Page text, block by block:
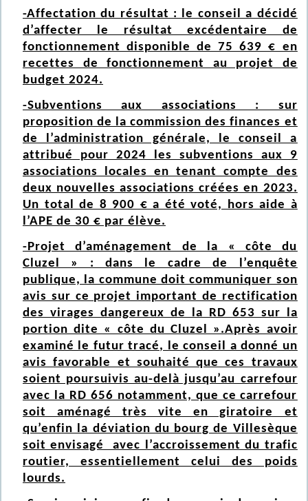
-Affectation du résultat : le conseil a décidé
d’affecter le résultat excédentaire de
fonctionnement disponible de 75 639 € en
recettes de fonctionnement au projet de
budget 2024.
-Subventions aux associations : sur
proposition de la commission des finances et
de l’administration générale, le conseil a
attribué pour 2024 les subventions aux 9
associations locales en tenant compte des
deux nouvelles associations créées en 2023.
Un total de 8 900 € a été voté, hors aide à
l’APE de 30 € par élève.
-Projet d’aménagement de la « côte du
Cluzel » : dans le cadre de l’enquête
publique, la commune doit communiquer son
avis sur ce projet important de rectification
des virages dangereux de la RD 653 sur la
portion dite « côte du Cluzel ».Après avoir
examiné le futur tracé, le conseil a donné un
avis favorable et souhaité que ces travaux
soient poursuivis au-delà jusqu’au carrefour
avec la RD 656 notamment, que ce carrefour
soit aménagé très vite en giratoire et
qu’enfin la déviation du bourg de Villesèque
soit envisagé avec l’accroissement du trafic
routier, essentiellement celui des poids
lourds.